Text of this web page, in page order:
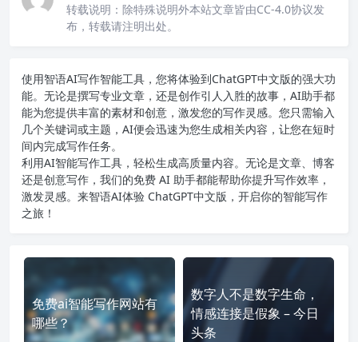
转载说明： 除特殊说明外本站文章皆由CC-4.0协议发
布，转载请注明出处。
使用智语AI写作智能工具，您将体验到ChatGPT中文版的强大功
能。无论是撰写专业文章，还是创作引人入胜的故事，AI助手都
能为您提供丰富的素材和创意，激发您的写作灵感。您只需输入
几个关键词或主题，AI便会迅速为您生成相关内容，让您在短时
间内完成写作任务。
利用AI智能写作工具，轻松生成高质量内容。无论是文章、博客
还是创意写作，我们的免费 AI 助手都能帮助你提升写作效率，
激发灵感。来智语AI体验 ChatGPT中文版 ，开启你的智能写作
之旅！
免费ai智能写作网站有
哪些？
数字人不是数字生命，
情感连接是假象 – 今日
头条